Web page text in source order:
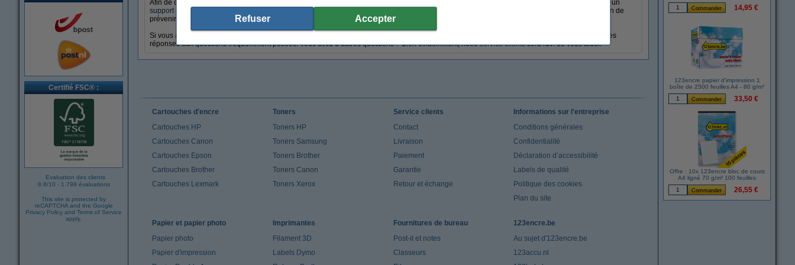
Certifié FSC® :
Evaluation des clients
8.8/10 - 1.799 évaluations
This site is protected by
reCAPTCHA and the Google
Privacy Policy and Terms of Service
apply.
Afin de créer un lieu de travail ergonomique, il vous faut évidemment plus qu’un repose-poignet. Utilisez également une
ou un
support d'écran
, vous trouverez tout afin de
prévenir des douleurs liées au travail assis.
Si vous avez encore des questions sur la commande d’un repose-poignet, consultez alors notre page
. Vous y trouverez les
réponses aux questions fréquemment posées. Vous avez d’autres questions ? Bien évidemment, notreservice clientssera ravi de vous aider.
14,95 €
123encre papier d'impression 1
boîte de 2500 feuilles A4 - 80 g/m²
33,50 €
Offre : 10x 123encre bloc de cours
A4 ligné 70 g/m² 100 feuilles
26,55 €
Cartouches d'encre
Cartouches HP
Cartouches Canon
Cartouches Epson
Cartouches Brother
Cartouches Lexmark
Toners
Toners HP
Toners Samsung
Toners Brother
Toners Canon
Toners Xerox
Service clients
Contact
Livraison
Paiement
Garantie
Retour et échange
Informations sur l'entreprise
Conditions générales
Confidentialité
Déclaration d’accessibilité
Labels de qualité
Politique des cookies
Plan du site
Papier et papier photo
Papier photo
Papier d'impression
Imprimantes
Filament 3D
Labels Dymo
Fournitures de bureau
Post-it et notes
Classeurs
123encre.be
Au sujet d'123encre.be
123accu.nl
Refuser Accepter